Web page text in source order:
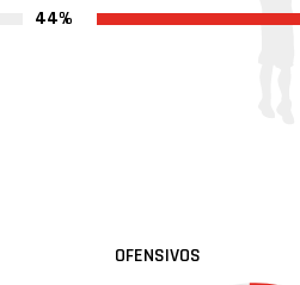
44%
OFENSIVOS